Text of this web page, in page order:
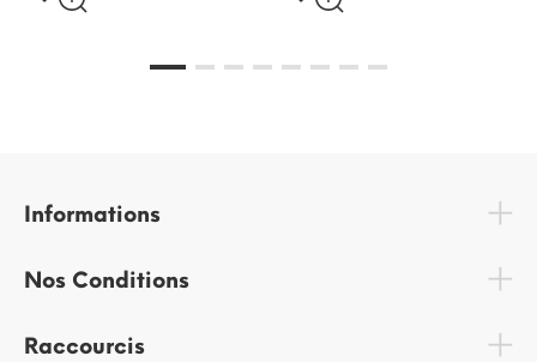
Informations
Nos Conditions
Raccourcis